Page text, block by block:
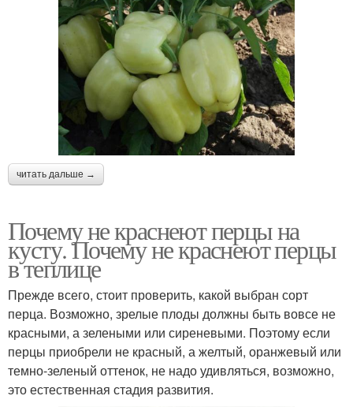
читать дальше →
Почему не краснеют перцы на
кусту. Почему не краснеют перцы
в теплице
Прежде всего, стоит проверить, какой выбран сорт
перца. Возможно, зрелые плоды должны быть вовсе не
красными, а зелеными или сиреневыми. Поэтому если
перцы приобрели не красный, а желтый, оранжевый или
темно-зеленый оттенок, не надо удивляться, возможно,
это естественная стадия развития.